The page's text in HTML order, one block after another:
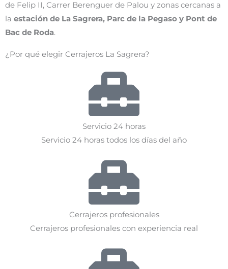
de Felip II, Carrer Berenguer de Palou y zonas cercanas a
la estación de La Sagrera, Parc de la Pegaso y Pont de
Bac de Roda.
¿Por qué elegir Cerrajeros La Sagrera?
Servicio 24 horas
Servicio 24 horas todos los días del año
Cerrajeros profesionales
Cerrajeros profesionales con experiencia real